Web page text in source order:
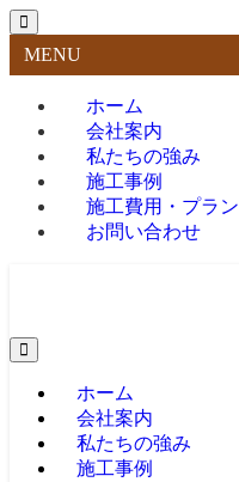
MENU
ホーム
会社案内
私たちの強み
施工事例
施工費用・プラン
お問い合わせ
ホーム
会社案内
私たちの強み
施工事例